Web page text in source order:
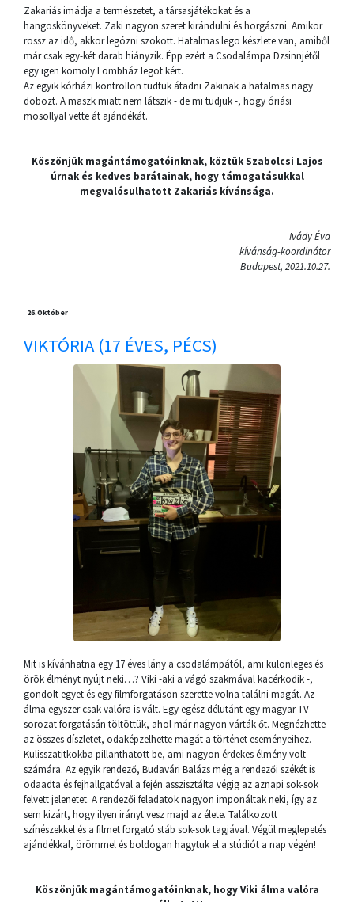
Zakariás imádja a természetet, a társasjátékokat és a
hangoskönyveket. Zaki nagyon szeret kirándulni és horgászni. Amikor
rossz az idő, akkor legózni szokott. Hatalmas lego készlete van, amiből
már csak egy-két darab hiányzik. Épp ezért a Csodalámpa Dzsinnjétől
egy igen komoly Lombház legot kért.
Az egyik kórházi kontrollon tudtuk átadni Zakinak a hatalmas nagy
dobozt. A maszk miatt nem látszik - de mi tudjuk -, hogy óriási
mosollyal vette át ajándékát.
Köszönjük magántámogatóinknak, köztük Szabolcsi Lajos
úrnak és kedves barátainak, hogy támogatásukkal
megvalósulhatott Zakariás kívánsága.
Ivády Éva
kívánság-koordinátor
Budapest, 2021.10.27.
26.Október
VIKTÓRIA (17 ÉVES, PÉCS)
Mit is kívánhatna egy 17 éves lány a csodalámpától, ami különleges és
örök élményt nyújt neki…? Viki -aki a vágó szakmával kacérkodik -,
gondolt egyet és egy filmforgatáson szerette volna találni magát. Az
álma egyszer csak valóra is vált. Egy egész délutánt egy magyar TV
sorozat forgatásán töltöttük, ahol már nagyon várták őt. Megnézhette
az összes díszletet, odaképzelhette magát a történet eseményeihez.
Kulisszatitkokba pillanthatott be, ami nagyon érdekes élmény volt
számára. Az egyik rendező, Budavári Balázs még a rendezői székét is
odaadta és fejhallgatóval a fején asszisztálta végig az aznapi sok-sok
felvett jelenetet. A rendezői feladatok nagyon imponáltak neki, így az
sem kizárt, hogy ilyen irányt vesz majd az élete. Találkozott
színészekkel és a filmet forgató stáb sok-sok tagjával. Végül meglepetés
ajándékkal, örömmel és boldogan hagytuk el a stúdiót a nap végén!
Köszönjük magántámogatóinknak, hogy Viki álma valóra